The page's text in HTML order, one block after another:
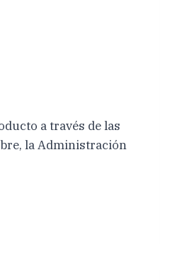
a través de las
la Administración